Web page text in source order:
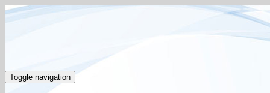
Toggle navigation